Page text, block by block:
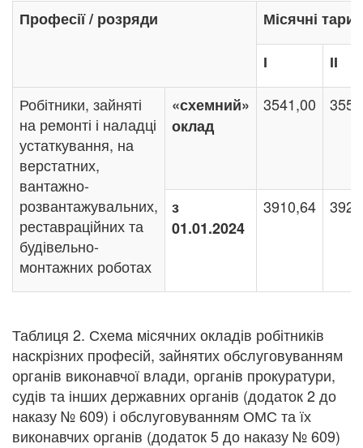
Професії / розряди
Місячні
І
ІІ
Робітники, зайняті
на ремонті і наладці
устаткування, на
верстатних,
вантажно-
розвантажувальних,
реставраційних та
будівельно-
монтажних роботах
«схемний»
оклад
3541,00
з
01.01.2024
3910,64
Таблиця 2. Схема місячних окладів робітників
наскрізних професій, зайнятих обслуговуванням
органів виконавчої влади, органів прокуратури,
судів та інших державних органів (додаток 2 до
наказу № 609) і обслуговуванням ОМС та їх
виконавчих органів (додаток 5 до наказу № 609)